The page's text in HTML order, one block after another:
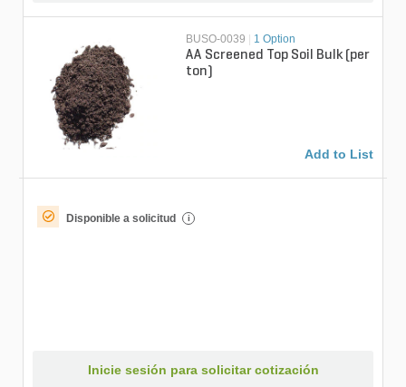
BUSO-0039 1 Option
AA Screened Top Soil Bulk (per
ton)
Add to List
Disponible a solicitud i
Inicie sesión para solicitar cotización